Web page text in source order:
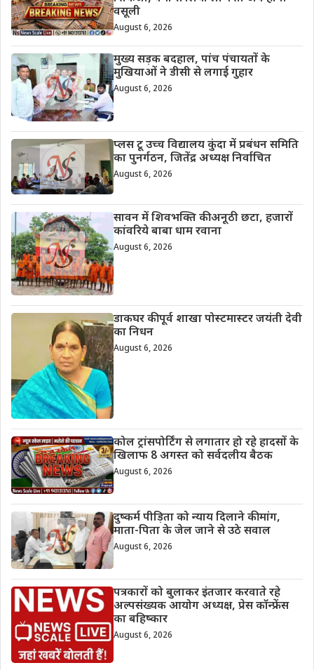
वसूली
August 6, 2026
मुख्य सड़क बदहाल, पांच पंचायतों के
मुखियाओं ने डीसी से लगाई गुहार
August 6, 2026
प्लस टू उच्च विद्यालय कुंदा में प्रबंधन समिति
का पुनर्गठन, जितेंद्र अध्यक्ष निर्वाचित
August 6, 2026
सावन में शिवभक्ति की अनूठी छटा, हजारों
कांवरिये बाबा धाम रवाना
August 6, 2026
डाकघर की पूर्व शाखा पोस्टमास्टर जयंती देवी
का निधन
August 6, 2026
कोल ट्रांसपोर्टिंग से लगातार हो रहे हादसों के
खिलाफ 8 अगस्त को सर्वदलीय बैठक
August 6, 2026
दुष्कर्म पीड़िता को न्याय दिलाने की मांग,
माता-पिता के जेल जाने से उठे सवाल
August 6, 2026
पत्रकारों को बुलाकर इंतजार करवाते रहे
अल्पसंख्यक आयोग अध्यक्ष, प्रेस कॉन्फ्रेंस
का बहिष्कार
August 6, 2026